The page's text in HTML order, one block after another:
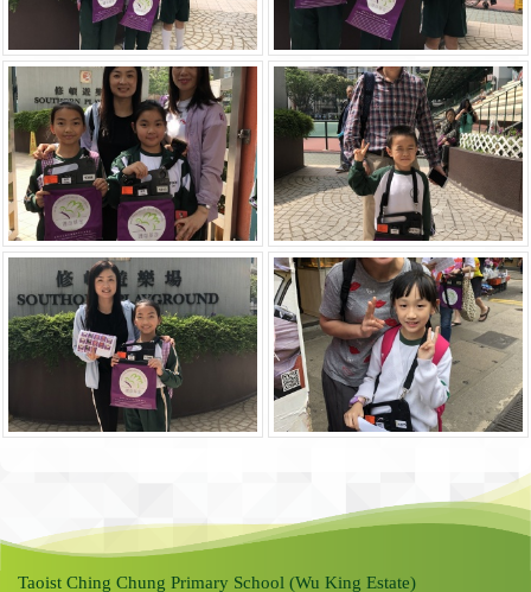
Taoist Ching Chung Primary School (Wu King Estate)